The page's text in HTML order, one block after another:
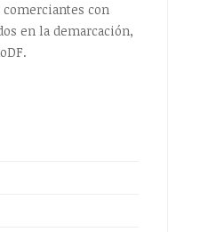
con
en la demarcación,